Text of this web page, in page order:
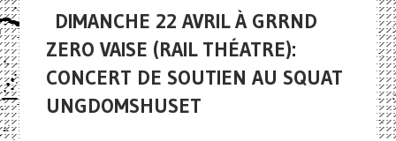
DIMANCHE 22 AVRIL À GRRND
ZERO VAISE (RAIL THÉATRE):
CONCERT DE SOUTIEN AU SQUAT
UNGDOMSHUSET